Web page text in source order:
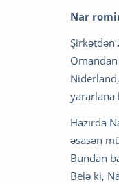
Nar
Şirkətdən
yararlana
Hazırda
əsasən
Bundan
Belə ki,